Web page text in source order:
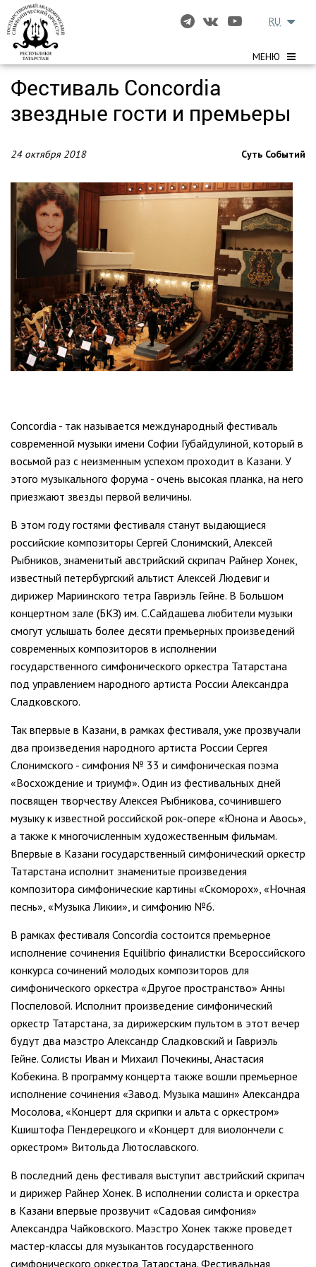
МЕНЮ
RU
Фестиваль Сoncordia
звездные гости и премьеры
24 октября 2018 Суть Событий
Concordia - так называется международный фестиваль
современной музыки имени Софии Губайдулиной, который в
восьмой раз с неизменным успехом проходит в Казани. У
этого музыкального форума - очень высокая планка, на него
приезжают звезды первой величины.
В этом году гостями фестиваля станут выдающиеся
российские композиторы Сергей Слонимский, Алексей
Рыбников, знаменитый австрийский скрипач Райнер Хонек,
известный петербургский альтист Алексей Людевиг и
дирижер Мариинского тетра Гавриэль Гейне. В Большом
концертном зале (БКЗ) им. С.Сайдашева любители музыки
смогут услышать более десяти премьерных произведений
современных композиторов в исполнении
государственного симфонического оркестра Татарстана
под управлением народного артиста России Александра
Сладковского.
Так впервые в Казани, в рамках фестиваля, уже прозвучали
два произведения народного артиста России Сергея
Слонимского - симфония № 33 и симфоническая поэма
«Восхождение и триумф». Один из фестивальных дней
посвящен творчеству Алексея Рыбникова, сочинившего
музыку к известной российской рок-опере «Юнона и Авось»,
а также к многочисленным художественным фильмам.
Впервые в Казани государственный симфонический оркестр
Татарстана исполнит знаменитые произведения
композитора симфонические картины «Скоморох», «Ночная
песнь», «Музыка Ликии», и симфонию №6.
В рамках фестиваля Concordia состоится премьерное
исполнение сочинения Equilibrio финалистки Всероссийского
конкурса сочинений молодых композиторов для
симфонического оркестра «Другое пространство» Анны
Поспеловой. Исполнит произведение симфонический
оркестр Татарстана, за дирижерским пультом в этот вечер
будут два маэстро Александр Сладковский и Гавриэль
Гейне. Солисты Иван и Михаил Почекины, Анастасия
Кобекина. В программу концерта также вошли премьерное
исполнение сочинения «Завод. Музыка машин» Александра
Мосолова, «Концерт для скрипки и альта с оркестром»
Кшиштофа Пендерецкого и «Концерт для виолончели с
оркестром» Витольда Лютославского.
В последний день фестиваля выступит австрийский скрипач
и дирижер Райнер Хонек. В исполнении солиста и оркестра
в Казани впервые прозвучит «Садовая симфония»
Александра Чайковского. Маэстро Хонек также проведет
мастер-классы для музыкантов государственного
симфонического оркестра Татарстана. Фестивальная